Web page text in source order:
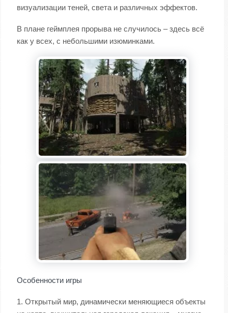
визуализации теней, света и различных эффектов.
В плане геймплея прорыва не случилось – здесь всё
как у всех, с небольшими изюминками.
Особенности игры
1. Открытый мир, динамически меняющиеся объекты